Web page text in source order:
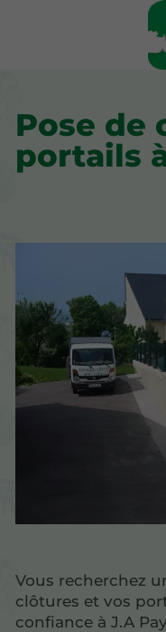
Pose de
portails
Vous recherchez
clôtures et vos
confiance à J.A